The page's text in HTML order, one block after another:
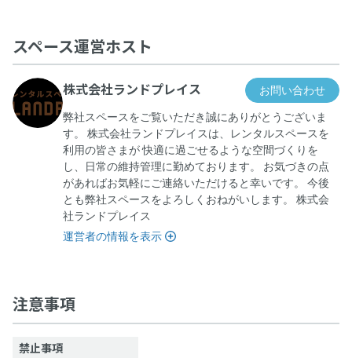
スペース運営ホスト
株式会社ランドプレイス お問い合わせ
弊社スペースをご覧いただき誠にありがとうございま
す。 株式会社ランドプレイスは、レンタルスペースを
利用の皆さまが 快適に過ごせるような空間づくりを
し、日常の維持管理に勤めております。 お気づきの点
があればお気軽にご連絡いただけると幸いです。 今後
とも弊社スペースをよろしくおねがいします。 株式会
社ランドプレイス
運営者の情報を表示
ランドプレイス小倉②おうちスペース
注意事項
禁止事項